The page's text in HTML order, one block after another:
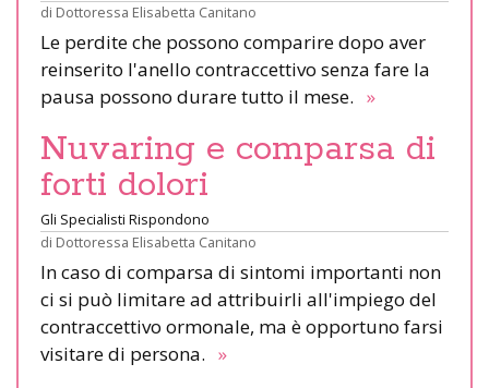
di Dottoressa Elisabetta Canitano
Le perdite che possono comparire dopo aver
reinserito l'anello contraccettivo senza fare la
pausa possono durare tutto il mese. »
Nuvaring e comparsa di
forti dolori
Gli Specialisti Rispondono
di Dottoressa Elisabetta Canitano
In caso di comparsa di sintomi importanti non
ci si può limitare ad attribuirli all'impiego del
contraccettivo ormonale, ma è opportuno farsi
visitare di persona. »